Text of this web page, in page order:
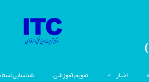
اخبار تقویم آموزشی شناسایی